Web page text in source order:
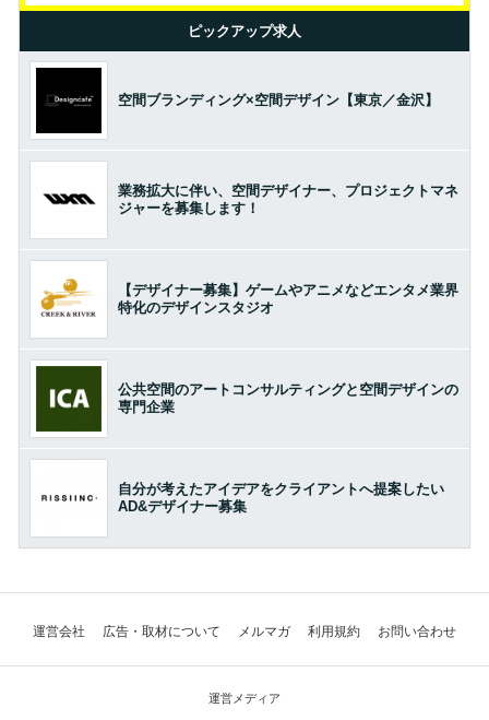
ピックアップ求人
空間ブランディング×空間デザイン【東京／金沢】
業務拡大に伴い、空間デザイナー、プロジェクトマネ
ジャーを募集します！
【デザイナー募集】ゲームやアニメなどエンタメ業界
特化のデザインスタジオ
公共空間のアートコンサルティングと空間デザインの
専門企業
自分が考えたアイデアをクライアントへ提案したい
AD&デザイナー募集
運営会社 広告・取材について メルマガ 利用規約 お問い合わせ
運営メディア